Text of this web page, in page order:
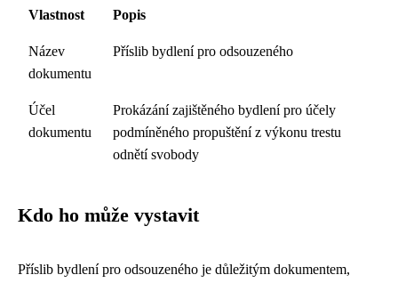
Vlastnost Popis
Název
dokumentu
Příslib bydlení pro odsouzeného
Účel
dokumentu
Prokázání zajištěného bydlení pro účely
podmíněného propuštění z výkonu trestu
odnětí svobody
Kdo ho může vystavit
Příslib bydlení pro odsouzeného je důležitým dokumentem,